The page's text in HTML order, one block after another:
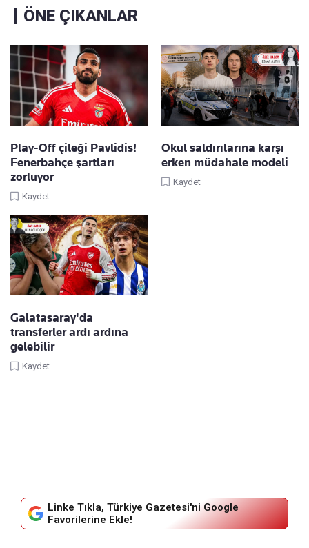
ÖNE ÇIKANLAR
Play-Off çileği Pavlidis!
Fenerbahçe şartları
zorluyor
Kaydet
Okul saldırılarına karşı
erken müdahale modeli
Kaydet
Galatasaray'da
transferler ardı ardına
gelebilir
Kaydet
Linke Tıkla, Türkiye Gazetesi'ni Google
Favorilerine Ekle!